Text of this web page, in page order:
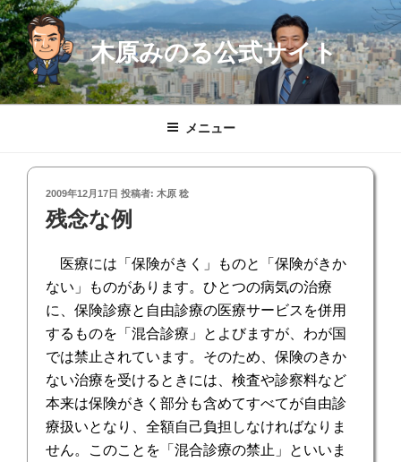
コ
ン
テ
ン
ツ
木原みのる公式サイト
メニュー
投
稿
日:
2009年12月17日 投稿者: 木原 稔
残念な例
医療には「保険がきく 」ものと「 保険がきか
ない 」ものがあります。ひとつの病気の治療
に、保険診療と自由診療の医療サービスを併用
するものを「 混合診療 」とよびますが、わが国
では禁止されています。そのため、保険のきか
ない治療を受けるときには、検査や診察料など
本来は保険がきく部分も含めてすべてが自由診
療扱いとなり、全額自己負担しなければなりま
せん。このことを「 混合診療の禁止 」といいま